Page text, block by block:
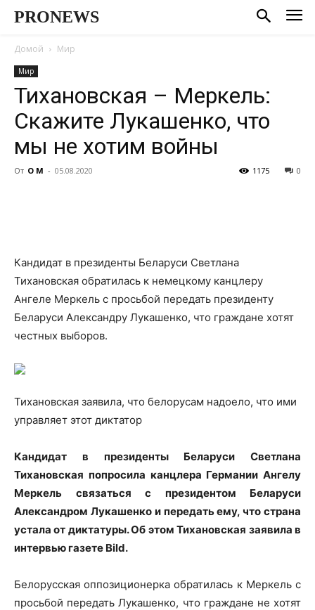
PRONEWS
Домой Мир
Мир
Тихановская – Меркель:
Скажите Лукашенко, что
мы не хотим войны
От О М - 05.08.2020 0
1175
Кандидат в президенты Беларуси Светлана
Тихановская обратилась к немецкому канцлеру
Ангеле Меркель с просьбой передать президенту
Беларуси Александру Лукашенко, что граждане хотят
честных выборов.
Тихановская заявила, что белорусам надоело, что ими
управляет этот диктатор
Кандидат в президенты Беларуси Светлана
Тихановская попросила канцлера Германии Ангелу
Меркель связаться с президентом Беларуси
Александром Лукашенко и передать ему, что страна
устала от диктатуры. Об этом Тихановская заявила в
интервью газете Bild.
Белорусская оппозиционерка обратилась к Меркель с
просьбой передать Лукашенко, что граждане не хотят